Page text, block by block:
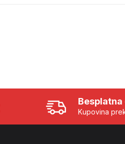
Kupovina